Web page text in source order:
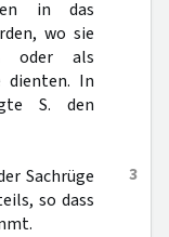
in das
wo sie
oder als
dienten. In
S. den
3
Sachrüge
so dass